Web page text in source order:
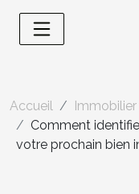
Accueil
Immobilier
Comment
votre prochain bien